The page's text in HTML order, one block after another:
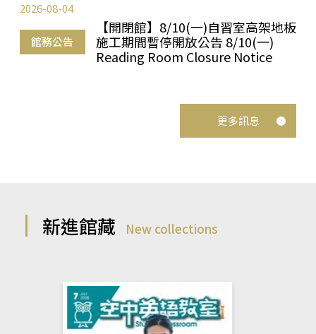
館務公告
【開閉館】8/10(一)自習室高架地板
施工期間暫停開放公告 8/10(一)
Reading Room Closure Notice
2026-08-04
更多訊息
新進館藏 New collections